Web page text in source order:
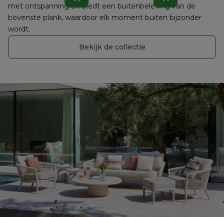
met ontspanning en biedt een buitenbeleving van de
bovenste plank, waardoor elk moment buiten bijzonder
wordt.
Bekijk de collectie